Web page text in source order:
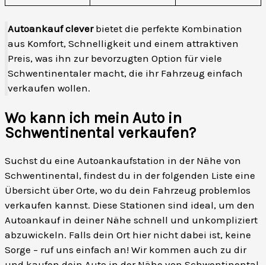
Autoankauf cleverbietet die perfekte Kombination
aus Komfort, Schnelligkeit und einem attraktiven
Preis, was ihn zur bevorzugten Option für viele
Schwentinentaler macht, die ihr Fahrzeug einfach
verkaufen wollen.
Wo kann ich mein Auto in
Schwentinental verkaufen?
Suchst du eine Autoankaufstation in der Nähe von
Schwentinental, findest du in der folgenden Liste eine
Übersicht über Orte, wo du dein Fahrzeug problemlos
verkaufen kannst. Diese Stationen sind ideal, um den
Autoankauf in deiner Nähe schnell und unkompliziert
abzuwickeln. Falls dein Ort hier nicht dabei ist, keine
Sorge – ruf uns einfach an! Wir kommen auch zu dir